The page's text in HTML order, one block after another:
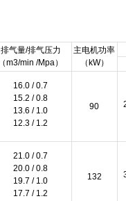
排气量/排气压力
（m3/min /Mpa）
主电机功率
（kW）
16.0 / 0.7
15.2 / 0.8
13.6 / 1.0
12.3 / 1.2
90
21.0 / 0.7
20.0 / 0.8
19.7 / 1.0
17.7 / 1.2
132